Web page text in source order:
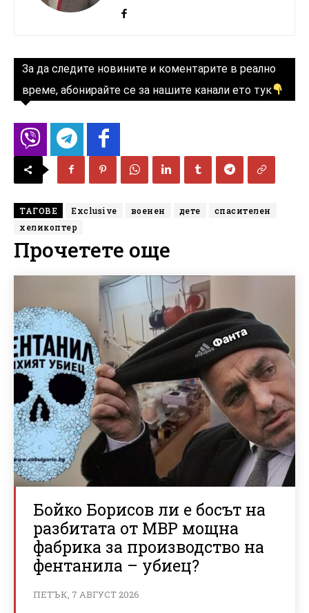
За да следите новините и коментарите в реално
време, абонирайте се за нашите канали ето тук
ТАГОВЕ Exclusive военен дете
спасителен
хеликоптер
Прочетете още
Бойко Борисов ли е босът на
разбитата от МВР мощна
фабрика за производство на
фентанила – убиец?
ПЕТЪК, 7 АВГУСТ 2026